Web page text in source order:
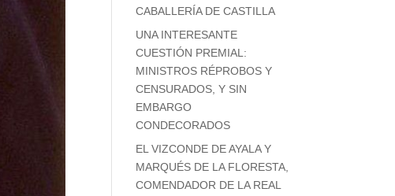
CABALLERÍA DE CASTILLA
UNA INTERESANTE
CUESTIÓN PREMIAL:
MINISTROS RÉPROBOS Y
CENSURADOS, Y SIN
EMBARGO
CONDECORADOS
EL VIZCONDE DE AYALA Y
MARQUÉS DE LA FLORESTA,
COMENDADOR DE LA REAL